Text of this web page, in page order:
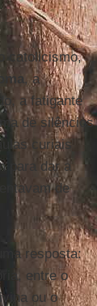
catolicismo,
, a
a fatigante
de silêncios
curiais
para dar a
de
resposta:
entre o
ou o